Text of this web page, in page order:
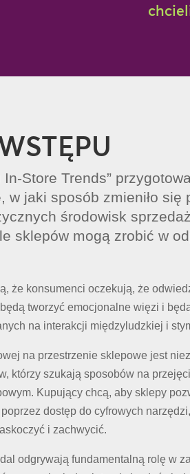
In-Store Trends”
w jaki sposób zmieniło się
środowisk
sklepów mogą zrobić w
że konsumenci oczekują, że
tworzyć emocjonalne więzi i
na interakcji międzyludzkiej i
na przestrzenie sklepowe jest
którzy szukają sposobów na
Kupujący chcą, aby sklepy
dostęp do cyfrowych
i zachwycić.
odgrywają fundamentalną rolę w